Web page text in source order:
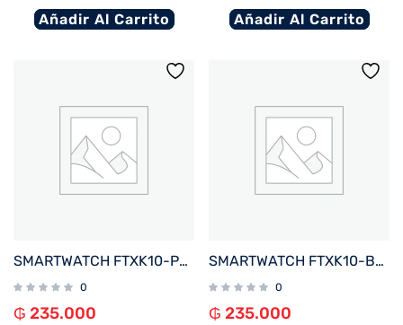
Añadir Al Carrito Añadir Al Carrito
SMARTWATCH FTXK10-PK 45MM ROSA ANDROID%2FIOS%2FBT%2FFREC. CARD%2FNOTIFICACIONES
0
₲ 235.000
SMARTWATCH FTXK10-BL 45MM AZUL ANDROID%2FIOS%2FBT%2FFREC. CARD%2FNOTIFICACIONES
0
₲ 235.000